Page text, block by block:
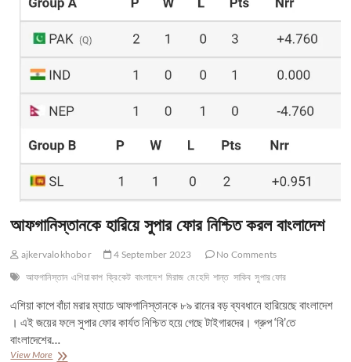
আফগানিস্তানকে হারিয়ে সুপার ফোর নিশ্চিত করল বাংলাদেশ
ajkervalokhobor 4 September 2023
No Comments
আফগানিস্তান এশিয়া কাপ ক্রিকেট বাংলাদেশ মিরাজ মেহেদি শান্ত সাকিব সুপার ফোর
এশিয়া কাপে বাঁচা মরার ম্যাচে আফগানিস্তানকে ৮৯ রানের বড় ব্যবধানে হারিয়েছে বাংলাদেশ
। এই জয়ের ফলে সুপার ফোর কার্যত নিশ্চিত হয়ে গেছে টাইগারদের। গ্রুপ ‘বি’তে
বাংলাদেশের…
View Moreআফগানিস্তানকে